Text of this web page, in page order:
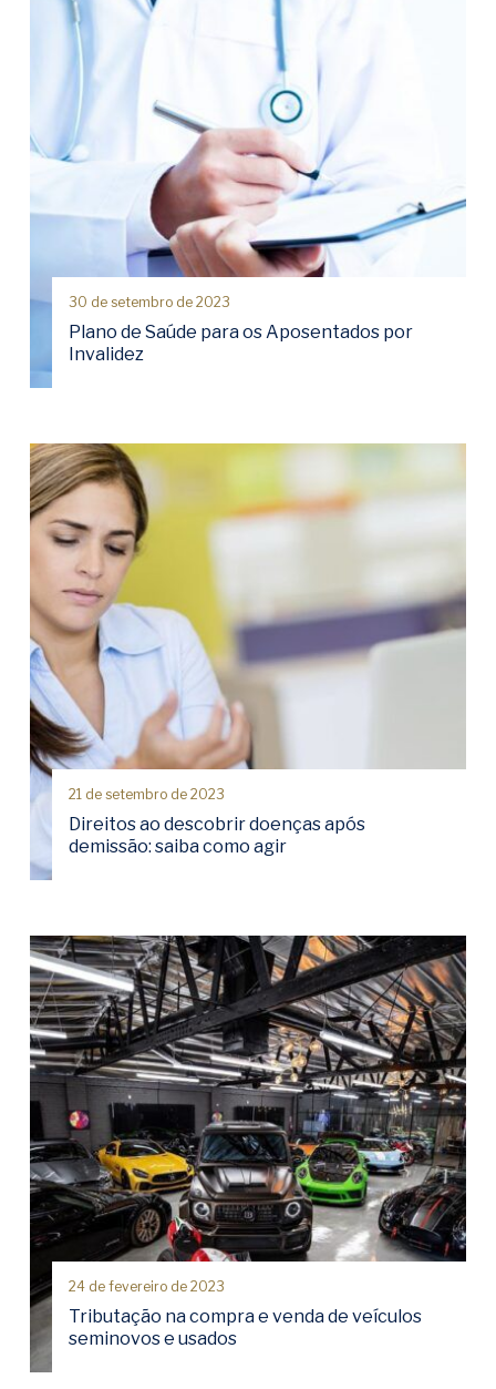
30 de setembro de 2023
Plano de Saúde para os Aposentados por
Invalidez
21 de setembro de 2023
Direitos ao descobrir doenças após
demissão: saiba como agir
24 de fevereiro de 2023
Tributação na compra e venda de veículos
seminovos e usados